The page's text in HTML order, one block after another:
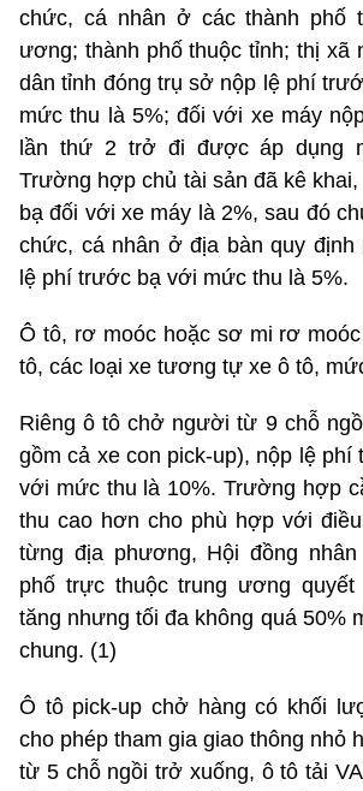
chức, cá nhân ở các thành phố
ương; thành phố thuộc tỉnh; thị xã
dân tỉnh đóng trụ sở nộp lệ phí
mức thu là 5%; đối với xe máy
lần thứ 2 trở đi được áp dụng
Trường hợp chủ tài sản đã kê
bạ đối với xe máy là 2%, sau đó
chức, cá nhân ở địa bàn quy định
lệ phí trước bạ với mức thu là 5%.
Ô tô, rơ moóc hoặc sơ mi rơ
tô, các loại xe tương tự xe ô tô,
Riêng ô tô chở người từ 9 chỗ
gồm cả xe con pick-up), nộp lệ phí
với mức thu là 10%. Trường hợp
thu cao hơn cho phù hợp với
từng địa phương, Hội đồng nhân
phố trực thuộc trung ương quyết
tăng nhưng tối đa không quá 50%
chung. (1)
Ô tô pick-up chở hàng có khối
cho phép tham gia giao thông nhỏ
từ 5 chỗ ngồi trở xuống, ô tô tải